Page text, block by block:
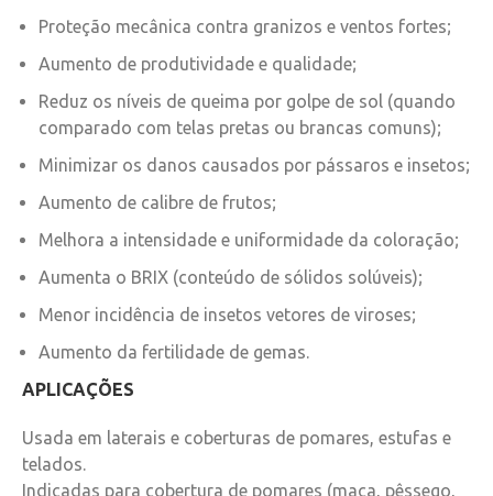
Proteção mecânica contra granizos e ventos fortes;
Aumento de produtividade e qualidade;
Reduz os níveis de queima por golpe de sol (quando
comparado com telas pretas ou brancas comuns);
Minimizar os danos causados por pássaros e insetos;
Aumento de calibre de frutos;
Melhora a intensidade e uniformidade da coloração;
Aumenta o BRIX (conteúdo de sólidos solúveis);
Menor incidência de insetos vetores de viroses;
Aumento da fertilidade de gemas.
APLICAÇÕES
Usada em laterais e coberturas de pomares, estufas e
telados.
Indicadas para cobertura de pomares (maça, pêssego,